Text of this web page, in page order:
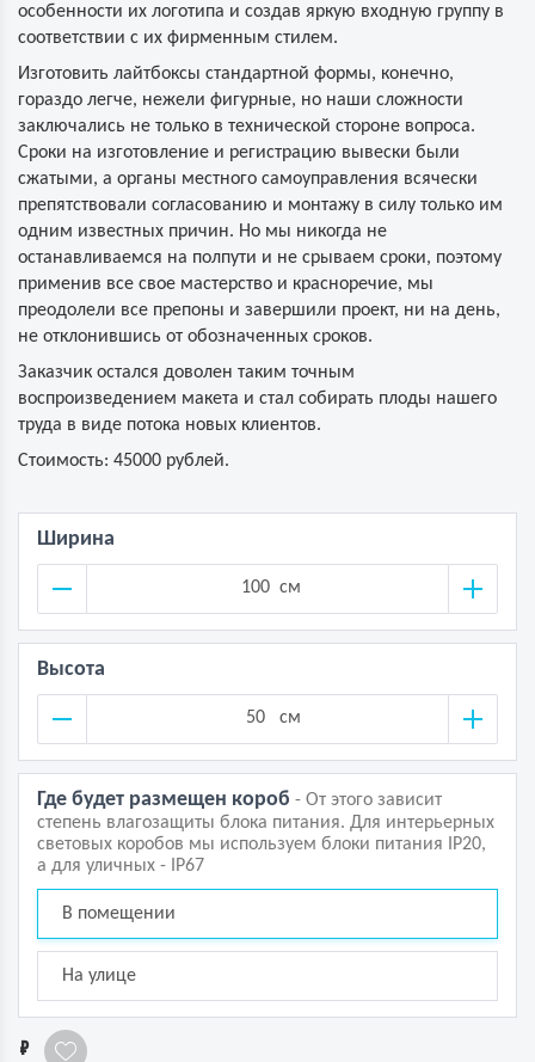
особенности их логотипа и создав яркую входную группу в
соответствии с их фирменным стилем.
Изготовить лайтбоксы стандартной формы, конечно,
гораздо легче, нежели фигурные, но наши сложности
заключались не только в технической стороне вопроса.
Сроки на изготовление и регистрацию вывески были
сжатыми, а органы местного самоуправления всячески
препятствовали согласованию и монтажу в силу только им
одним известных причин. Но мы никогда не
останавливаемся на полпути и не срываем сроки, поэтому
применив все свое мастерство и красноречие, мы
преодолели все препоны и завершили проект, ни на день,
не отклонившись от обозначенных сроков.
Заказчик остался доволен таким точным
воспроизведением макета и стал собирать плоды нашего
труда в виде потока новых клиентов.
Стоимость: 45000 рублей.
Ширина
см
Высота
см
Где будет размещен короб - От этого зависит
степень влагозащиты блока питания. Для интерьерных
световых коробов мы используем блоки питания IP20,
а для уличных - IP67
В помещении
На улице
1